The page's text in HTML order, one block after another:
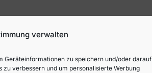
verwalten
Geräteinformationen zu speichern und/oder darauf
verbessern und um personalisierte Werbung